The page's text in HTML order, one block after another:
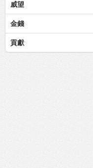
威望
金錢
貢獻